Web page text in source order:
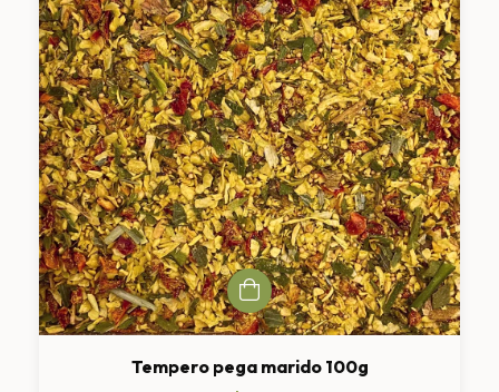
Tempero pega marido 100g